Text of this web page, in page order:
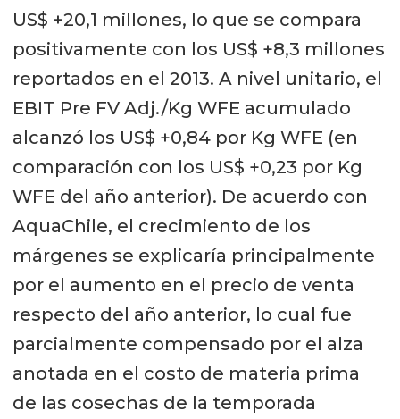
US$ +20,1 millones, lo que se compara
positivamente con los US$ +8,3 millones
reportados en el 2013. A nivel unitario, el
EBIT Pre FV Adj./Kg WFE acumulado
alcanzó los US$ +0,84 por Kg WFE (en
comparación con los US$ +0,23 por Kg
WFE del año anterior). De acuerdo con
AquaChile, el crecimiento de los
márgenes se explicaría principalmente
por el aumento en el precio de venta
respecto del año anterior, lo cual fue
parcialmente compensado por el alza
anotada en el costo de materia prima
de las cosechas de la temporada